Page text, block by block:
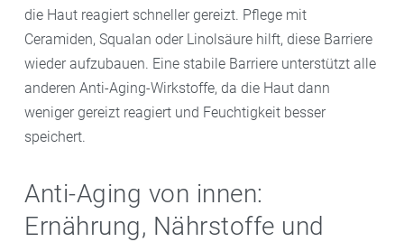
die Haut reagiert schneller gereizt. Pflege mit
Ceramiden, Squalan oder Linolsäure hilft, diese Barriere
wieder aufzubauen. Eine stabile Barriere unterstützt alle
anderen Anti-Aging-Wirkstoffe, da die Haut dann
weniger gereizt reagiert und Feuchtigkeit besser
speichert.
Anti-Aging von innen:
Ernährung, Nährstoffe und